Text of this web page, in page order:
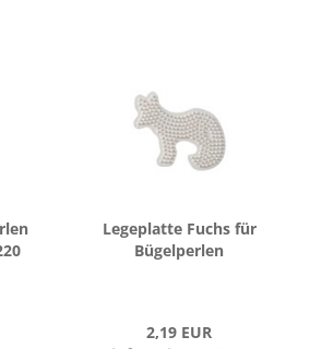
Le­ge­plat­te Fuchs für
Bü­gel­per­len
2,19 EUR